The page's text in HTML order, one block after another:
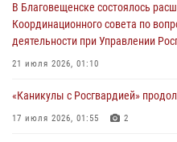
охраны
23 июля 2026, 07:49
Амурчане смогут узнать об
23 июля 2026, 00:00
В Благовещенске состоялось
Координационного совета по
деятельности при Управлении
21 июля 2026, 01:10
«Каникулы с Росгвардией»
17 июля 2026, 01:55 2